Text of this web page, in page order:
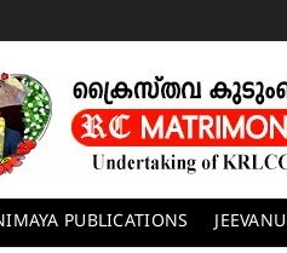
PUBLICATIONS